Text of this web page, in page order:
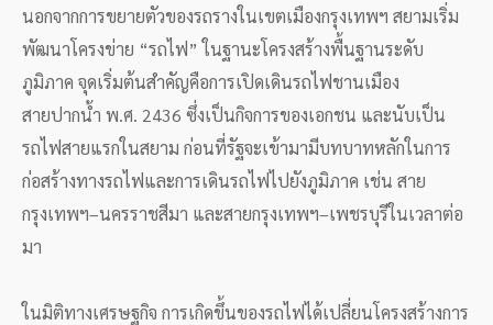
นอกจากการขยายตัวของรถรางในเขตเมืองกรุงเทพฯ สยามเริ่ม
พัฒนาโครงข่าย “รถไฟ” ในฐานะโครงสร้างพื้นฐานระดับ
ภูมิภาค จุดเริ่มต้นสำคัญคือการเปิดเดินรถไฟชานเมือง
สายปากน้ำ พ.ศ. 2436 ซึ่งเป็นกิจการของเอกชน และนับเป็น
รถไฟสายแรกในสยาม ก่อนที่รัฐจะเข้ามามีบทบาทหลักในการ
ก่อสร้างทางรถไฟและการเดินรถไฟไปยังภูมิภาค เช่น สาย
กรุงเทพฯ–นครราชสีมา และสายกรุงเทพฯ–เพชรบุรีในเวลาต่อ
มา
ในมิติทางเศรษฐกิจ การเกิดขึ้นของรถไฟได้เปลี่ยนโครงสร้างการ